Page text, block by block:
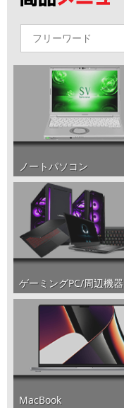
ノートパソコン
ゲーミングPC/周辺機器
MacBook